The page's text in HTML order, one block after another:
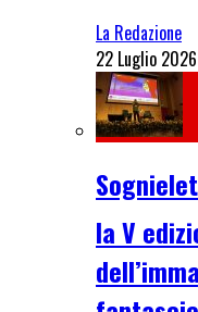
La Redazione
22 Luglio 2026
la V